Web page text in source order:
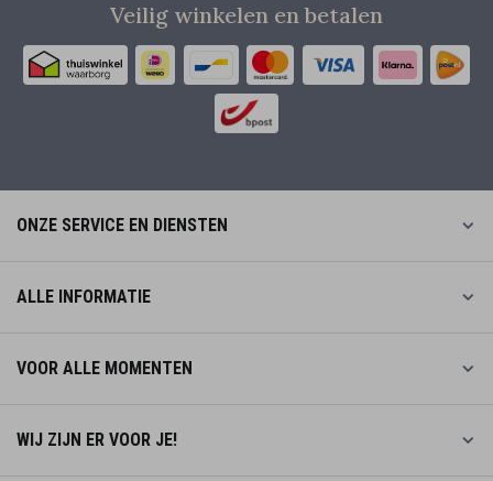
Veilig winkelen en betalen
ONZE SERVICE EN DIENSTEN
ALLE INFORMATIE
VOOR ALLE MOMENTEN
WIJ ZIJN ER VOOR JE!